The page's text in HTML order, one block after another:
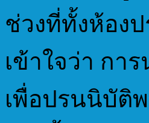
ช่วงที่ทั้งห้อง
เข้าใจว่า กา
เพื่อปรนนิบัติ